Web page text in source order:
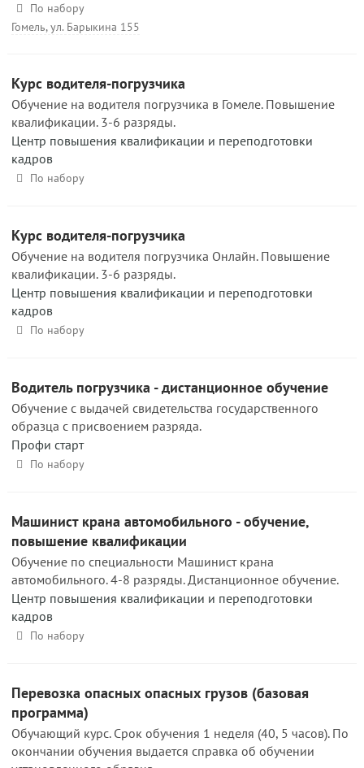
По набору
Гомель, ул. Барыкина 155
Курс водителя-погрузчика
Обучение на водителя погрузчика в Гомеле. Повышение
квалификации. 3-6 разряды.
Центр повышения квалификации и переподготовки
кадров
По набору
Курс водителя-погрузчика
Обучение на водителя погрузчика Онлайн. Повышение
квалификации. 3-6 разряды.
Центр повышения квалификации и переподготовки
кадров
По набору
Водитель погрузчика - дистанционное обучение
Обучение с выдачей свидетельства государственного
образца с присвоением разряда.
Профи старт
По набору
Машинист крана автомобильного - обучение,
повышение квалификации
Обучение по специальности Машинист крана
автомобильного. 4-8 разряды. Дистанционное обучение.
Центр повышения квалификации и переподготовки
кадров
По набору
Перевозка опасных опасных грузов (базовая
программа)
Обучающий курс. Срок обучения 1 неделя (40, 5 часов). По
окончании обучения выдается справка об обучении